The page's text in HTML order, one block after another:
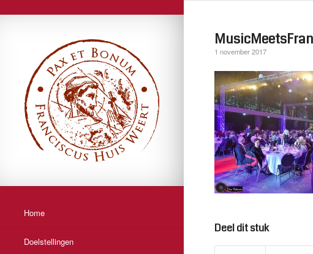
Home
Doelstellingen
1 november 2017
Deel dit stuk